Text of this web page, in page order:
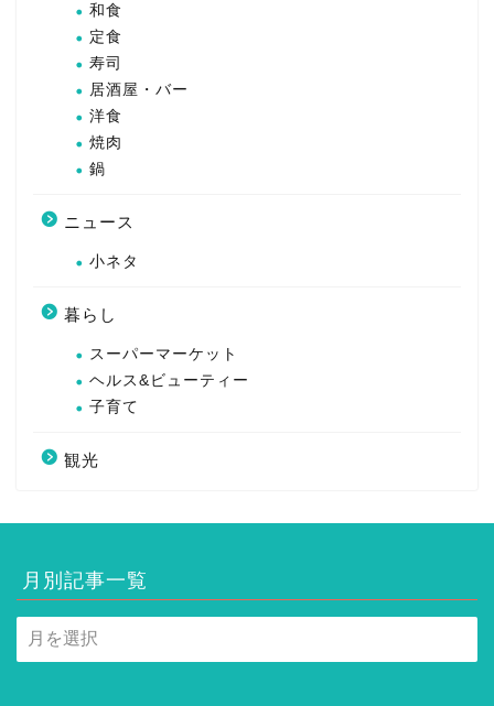
和食
定食
寿司
居酒屋・バー
洋食
焼肉
鍋
ニュース
小ネタ
暮らし
スーパーマーケット
ヘルス&ビューティー
子育て
観光
月別記事一覧
月
別